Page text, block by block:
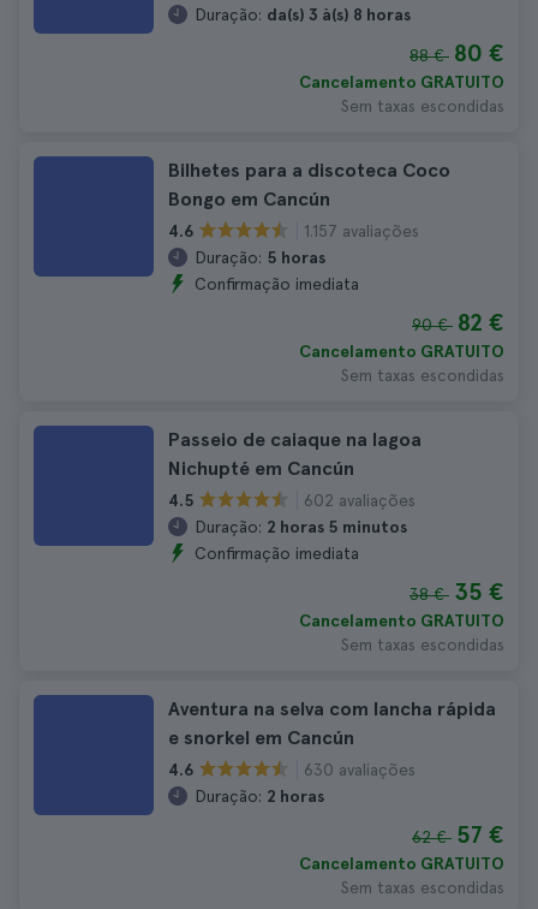
Duração: da(s) 3 à(s) 8 horas
88 € 80 €
Cancelamento GRATUITO
Sem taxas escondidas
Bilhetes para a discoteca Coco
Bongo em Cancún
4.6
1.157 avaliações
Duração: 5 horas
Confirmação imediata
90 € 82 €
Cancelamento GRATUITO
Sem taxas escondidas
Passeio de caiaque na lagoa
Nichupté em Cancún
4.5
602 avaliações
Duração: 2 horas 5 minutos
Confirmação imediata
38 € 35 €
Cancelamento GRATUITO
Sem taxas escondidas
Aventura na selva com lancha rápida
e snorkel em Cancún
4.6
630 avaliações
Duração: 2 horas
62 € 57 €
Cancelamento GRATUITO
Sem taxas escondidas